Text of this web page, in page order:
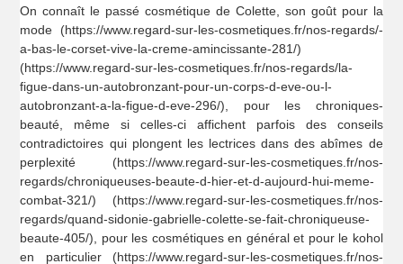
On connaît le passé cosmétique de Colette, son goût pour la
mode (https://www.regard-sur-les-cosmetiques.fr/nos-regards/-
a-bas-le-corset-vive-la-creme-amincissante-281/)
(https://www.regard-sur-les-cosmetiques.fr/nos-regards/la-
figue-dans-un-autobronzant-pour-un-corps-d-eve-ou-l-
autobronzant-a-la-figue-d-eve-296/), pour les chroniques-
beauté, même si celles-ci affichent parfois des conseils
contradictoires qui plongent les lectrices dans des abîmes de
perplexité (https://www.regard-sur-les-cosmetiques.fr/nos-
regards/chroniqueuses-beaute-d-hier-et-d-aujourd-hui-meme-
combat-321/) (https://www.regard-sur-les-cosmetiques.fr/nos-
regards/quand-sidonie-gabrielle-colette-se-fait-chroniqueuse-
beaute-405/), pour les cosmétiques en général et pour le kohol
en particulier (https://www.regard-sur-les-cosmetiques.fr/nos-